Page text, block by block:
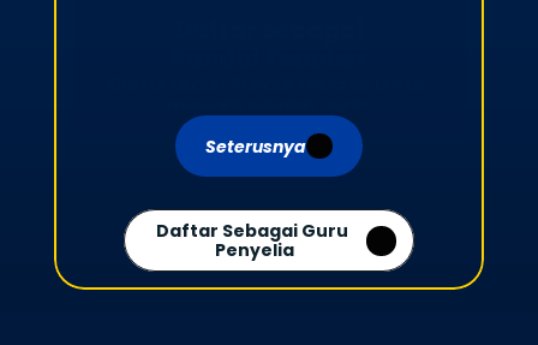
Seterusnya
Daftar Sebagai Guru
Penyelia